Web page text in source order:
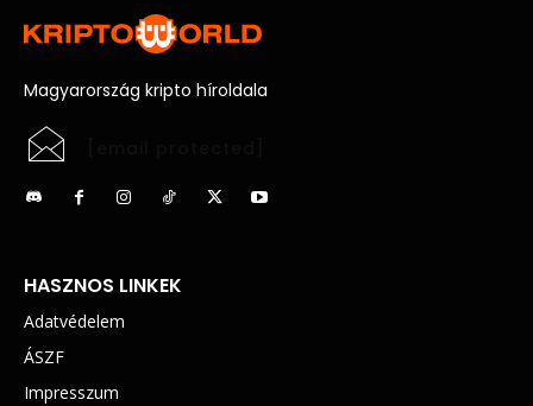
Magyarország kripto híroldala
HASZNOS LINKEK
Adatvédelem
ÁSZF
Impresszum